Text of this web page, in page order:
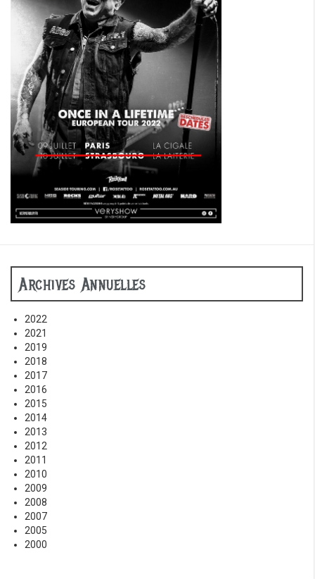
Archives Annuelles
2022
2021
2019
2018
2017
2016
2015
2014
2013
2012
2011
2010
2009
2008
2007
2005
2000